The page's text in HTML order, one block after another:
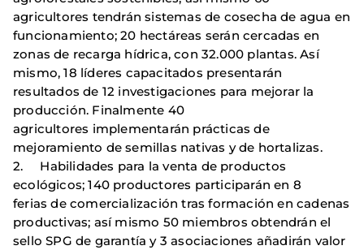
agricultores tendrán sistemas de cosecha de agua en
funcionamiento; 20 hectáreas serán cercadas en
zonas de recarga hídrica, con 32.000 plantas. Así
mismo, 18 líderes capacitados presentarán
resultados de 12 investigaciones para mejorar la
producción. Finalmente 40
agricultores implementarán prácticas de
mejoramiento de semillas nativas y de hortalizas.
2. Habilidades para la venta de productos
ecológicos; 140 productores participarán en 8
ferias de comercialización tras formación en cadenas
productivas; así mismo 50 miembros obtendrán el
sello SPG de garantía y 3 asociaciones añadirán valor